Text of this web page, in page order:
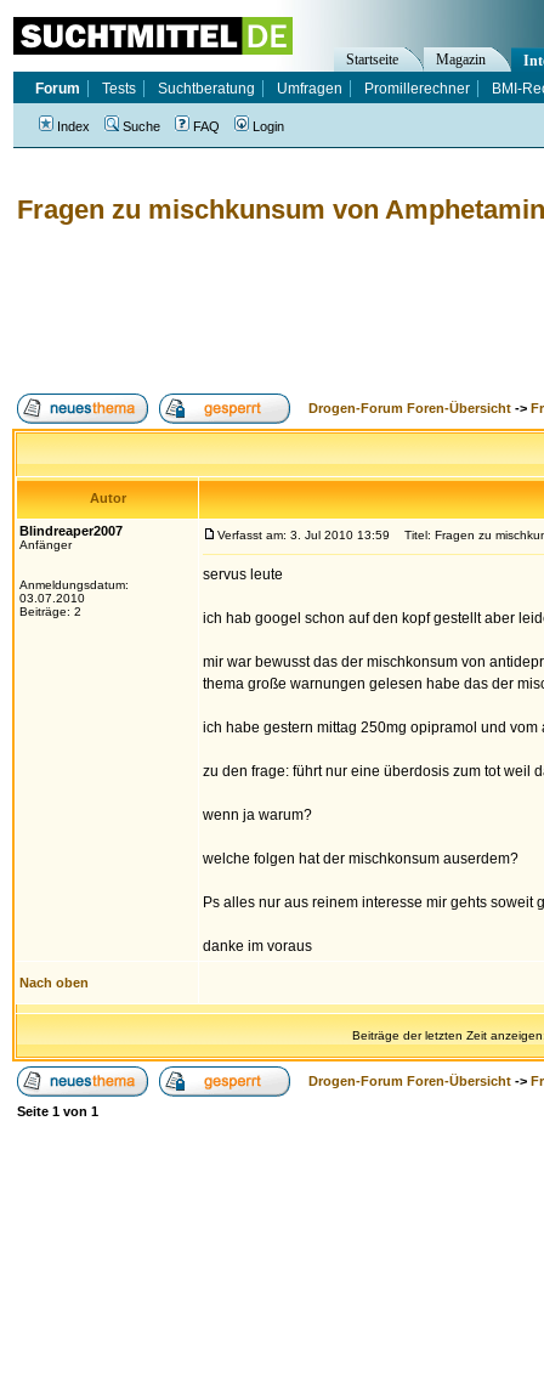
Fragen zu mischkunsum von
Drogen-Forum Foren-Übersicht ->
Autor
Blindreaper2007
Anfänger
Anmeldungsdatum:
03.07.2010
Beiträge: 2
Verfasst am: 3. Jul 2010 13:59 Titel: Fragen zu
servus leute
ich hab googel schon auf den kopf gestellt aber
mir war bewusst das der mischkonsum von
thema große warnungen gelesen habe das der
ich habe gestern mittag 250mg opipramol und
zu den frage: führt nur eine überdosis zum tot weil
wenn ja warum?
welche folgen hat der mischkonsum auserdem?
Ps alles nur aus reinem interesse mir gehts soweit
danke im voraus
Nach oben
Beiträge der letzten Zeit
Drogen-Forum Foren-Übersicht ->
Seite 1 von 1
Startseite Magazin
Forum
Tests Suchtberatung Umfragen Promillerechner BMI-
Index Suche FAQ Login